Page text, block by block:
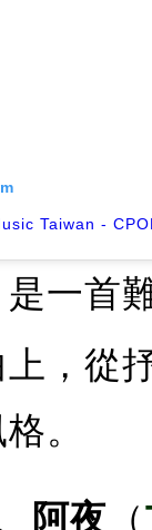
是一首
，從
。
阿夜 （